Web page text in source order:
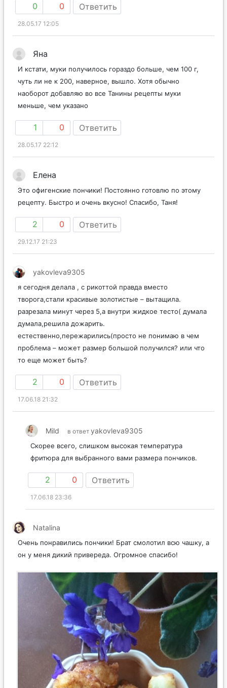
0 0 Ответить
28.05.17 12:05
Яна
И кстати, муки получилось гораздо больше, чем 100 г,
чуть ли не к 200, наверное, вышло. Хотя обычно
наоборот добавляю во все Танины рецепты муки
меньше, чем указано
1 0 Ответить
28.05.17 22:12
Елена
Это офигенские пончики! Постоянно готовлю по этому
рецепту. Быстро и очень вкусно! Спасибо, Таня!
2 0 Ответить
29.12.17 21:23
yakovleva9305
я сегодня делала , с рикоттой правда вместо
творога,стали красивые золотистые – вытащила.
разрезала минут через 5,а внутри жидкое тесто( думала
думала,решила дожарить.
естественно,пережарились(просто не понимаю в чем
проблема – может размер большой получился? или что
то еще может быть?
2 0 Ответить
17.06.18 21:32
Mild в ответ yakovleva9305
Скорее всего, слишком высокая температура
фритюра для выбранного вами размера пончиков.
2 0 Ответить
17.06.18 23:36
Natalina
Очень понравились пончики! Брат смолотил всю чашку, а
он у меня дикий привереда. Огромное спасибо!